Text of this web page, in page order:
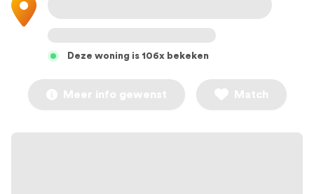
Deze woning is 106x bekeken
Meer info gewenst Match